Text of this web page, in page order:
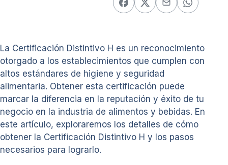
La Certificación Distintivo H es un reconocimiento
otorgado a los establecimientos que cumplen con
altos estándares de higiene y seguridad
alimentaria. Obtener esta certificación puede
marcar la diferencia en la reputación y éxito de tu
negocio en la industria de alimentos y bebidas. En
este artículo, exploraremos los detalles de cómo
obtener la Certificación Distintivo H y los pasos
necesarios para lograrlo.